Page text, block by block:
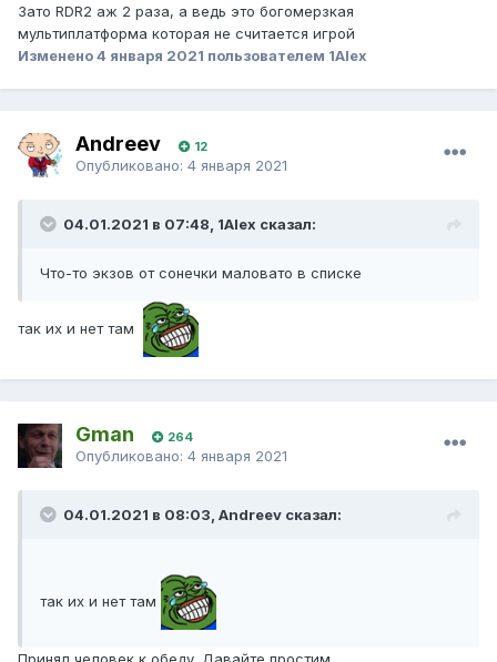
Зато RDR2 аж 2 раза, а ведь это богомерзкая
мультиплатформа которая не считается игрой
Изменено4 января 2021 пользователем 1Alex
Andreev 12
Опубликовано: 4 января 2021
04.01.2021 в 07:48, 1Alex сказал:
Что-то экзов от сонечки маловато в списке
так их и нет там
Gman 264
Опубликовано: 4 января 2021
04.01.2021 в 08:03, Andreev сказал:
так их и нет там